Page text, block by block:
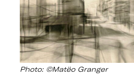
Photo: ©Matëo Granger